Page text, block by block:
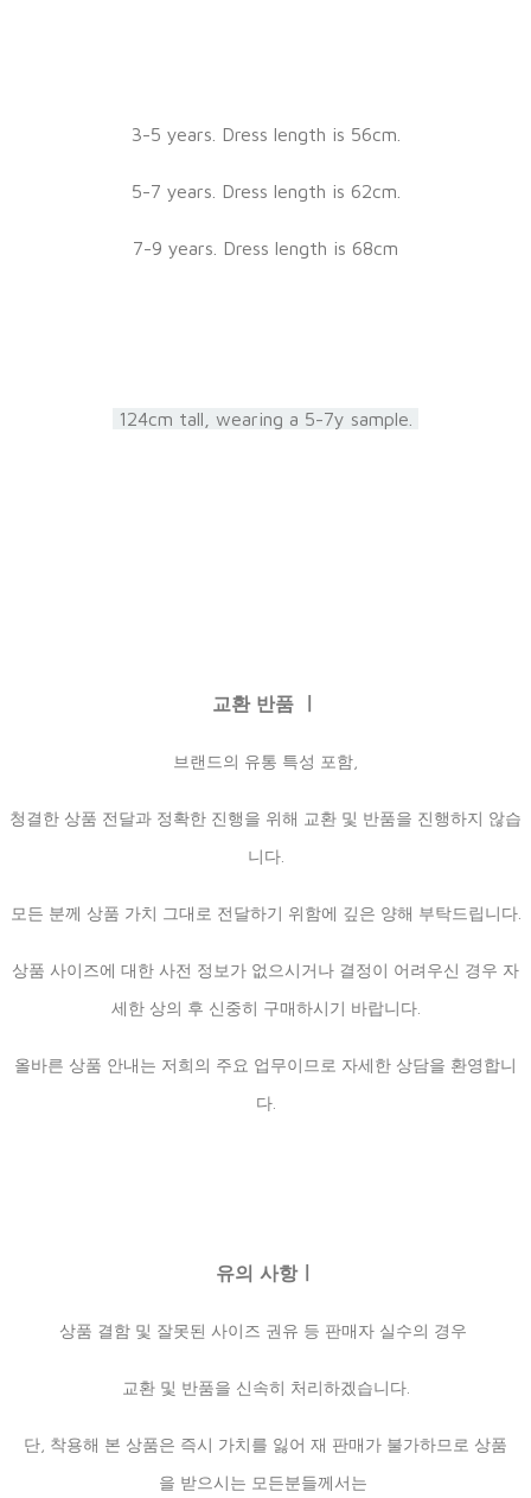
3-5 years. Dress length is 56cm.
5-7 years. Dress length is 62cm.
7-9 years. Dress length is 68cm
124cm tall, wearing a 5-7y sample.
교환 반품 ㅣ
브랜드의 유통 특성 포함,
청결한 상품 전달과 정확한 진행을 위해 교환 및 반품을 진행하지 않습
니다.
모든 분께 상품 가치 그대로 전달하기 위함에 깊은 양해 부탁드립니다.
상품 사이즈에 대한 사전 정보가 없으시거나 결정이 어려우신 경우 자
세한 상의 후 신중히 구매하시기 바랍니다.
올바른 상품 안내는 저희의 주요 업무이므로 자세한 상담을 환영합니
다.
유의 사항ㅣ
상품 결함 및 잘못된 사이즈 권유 등 판매자 실수의 경우
교환 및 반품을 신속히 처리하겠습니다.
단, 착용해 본 상품은 즉시 가치를 잃어 재 판매가 불가하므로 상품
을 받으시는 모든분들께서는